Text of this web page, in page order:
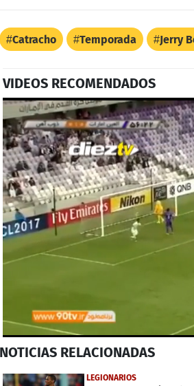
Catracho Temporada Jerry
VIDEOS RECOMENDADOS
seconds
44
NOTICIAS RELACIONADAS
LEGIONARIOS